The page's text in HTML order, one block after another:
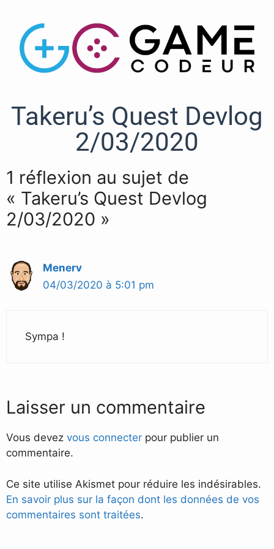
Takeru’s Quest Devlog
2/03/2020
1 réflexion au sujet de
« Takeru’s Quest Devlog
2/03/2020 »
Menerv
04/03/2020 à 5:01 pm
Sympa !
Laisser un commentaire
Vous devez vous connecter pour publier un
commentaire.
Ce site utilise Akismet pour réduire les indésirables.
En savoir plus sur la façon dont les données de vos
commentaires sont traitées.